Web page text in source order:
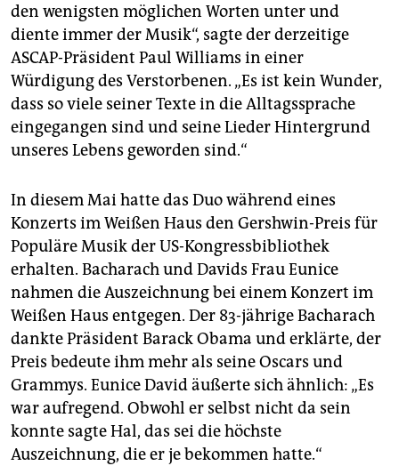
den wenigsten möglichen Worten unter und
diente immer der Musik“, sagte der derzeitige
ASCAP-Präsident Paul Williams in einer
Würdigung des Verstorbenen. „Es ist kein Wunder,
dass so viele seiner Texte in die Alltagssprache
eingegangen sind und seine Lieder Hintergrund
unseres Lebens geworden sind.“
In diesem Mai hatte das Duo während eines
Konzerts im Weißen Haus den Gershwin-Preis für
Populäre Musik der US-Kongressbibliothek
erhalten. Bacharach und Davids Frau Eunice
nahmen die Auszeichnung bei einem Konzert im
Weißen Haus entgegen. Der 83-jährige Bacharach
dankte Präsident Barack Obama und erklärte, der
Preis bedeute ihm mehr als seine Oscars und
Grammys. Eunice David äußerte sich ähnlich: „Es
war aufregend. Obwohl er selbst nicht da sein
konnte sagte Hal, das sei die höchste
Auszeichnung, die er je bekommen hatte.“